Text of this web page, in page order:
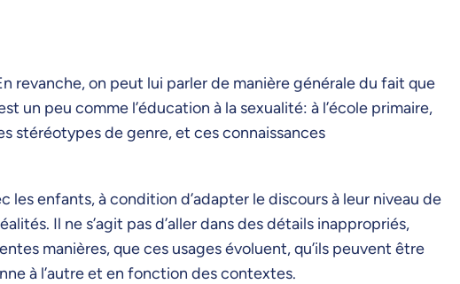
revanche, on peut lui parler de manière générale du fait que
un peu comme l’éducation à la sexualité: à l’école primaire,
stéréotypes de genre, et ces connaissances
les enfants, à condition d’adapter le discours à leur niveau de
Il ne s’agit pas d’aller dans des détails inappropriés,
manières, que ces usages évoluent, qu’ils peuvent être
à l’autre et en fonction des contextes.